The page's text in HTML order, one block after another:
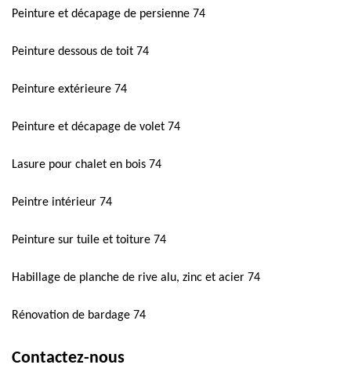
Peinture et décapage de persienne 74
Peinture dessous de toit 74
Peinture extérieure 74
Peinture et décapage de volet 74
Lasure pour chalet en bois 74
Peintre intérieur 74
Peinture sur tuile et toiture 74
Habillage de planche de rive alu, zinc et acier 74
Rénovation de bardage 74
Contactez-nous